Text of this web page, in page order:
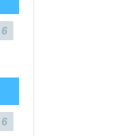
6
6